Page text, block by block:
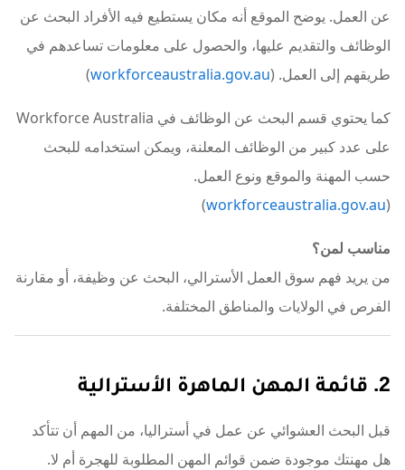
عن العمل. يوضح الموقع أنه مكان يستطيع فيه الأفراد البحث عن
الوظائف والتقديم عليها، والحصول على معلومات تساعدهم في
طريقهم إلى العمل. (workforceaustralia.gov.au
)
كما يحتوي قسم البحث عن الوظائف في Workforce Australia
على عدد كبير من الوظائف المعلنة، ويمكن استخدامه للبحث
حسب المهنة والموقع ونوع العمل.
(
workforceaustralia.gov.au
)
مناسب لمن؟
من يريد فهم سوق العمل الأسترالي، البحث عن وظيفة، أو مقارنة
الفرص في الولايات والمناطق المختلفة.
2. قائمة المهن الماهرة الأسترالية
قبل البحث العشوائي عن عمل في أستراليا، من المهم أن تتأكد
هل مهنتك موجودة ضمن قوائم المهن المطلوبة للهجرة أم لا.